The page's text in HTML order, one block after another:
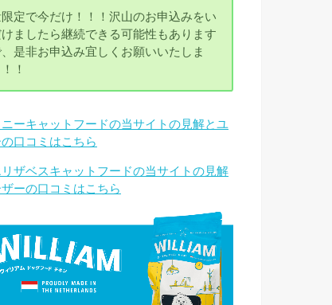
定で今だけ！！！沢山のお申込みをい
ましたら継続できる可能性もあります
是非お申込み宜しくお願いいたしま
！
ニーキャットフードの当サイトの見解とユ
口コミはこちら
リザベスキャットフードの当サイトの見解
ーの口コミはこちら